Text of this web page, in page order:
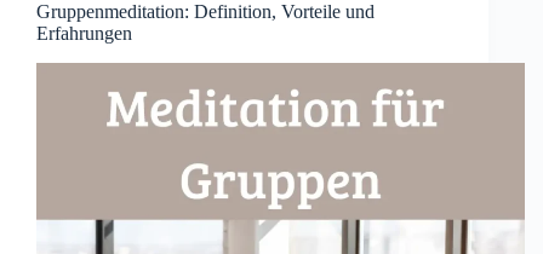
Gruppenmeditation: Definition, Vorteile und
Erfahrungen